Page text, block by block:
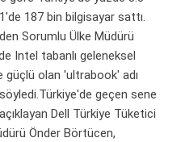
187 bin bilgisayar sattı.
Sorumlu Ülke Müdürü
Intel tabanlı geleneksel
olan 'ultrabook' adı
söyledi.Türkiye'de geçen sene
Dell Türkiye Tüketici
Önder Börtücen,